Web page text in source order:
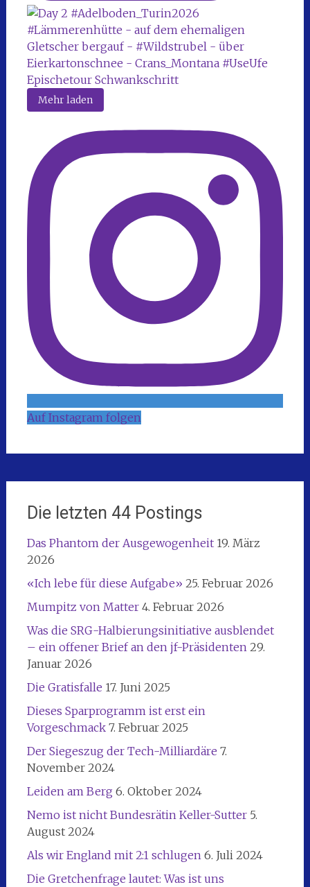
Mehr laden
Auf Instagram folgen
Die letzten 44 Postings
Das Phantom der Ausgewogenheit 19. März
2026
«Ich lebe für diese Aufgabe» 25. Februar 2026
Mumpitz von Matter 4. Februar 2026
Was die SRG-Halbierungsinitiative ausblendet
– ein offener Brief an den jf-Präsidenten 29.
Januar 2026
Die Gratisfalle 17. Juni 2025
Dieses Sparprogramm ist erst ein
Vorgeschmack 7. Februar 2025
Der Siegeszug der Tech-Milliardäre 7.
November 2024
Leiden am Berg 6. Oktober 2024
Nemo ist nicht Bundesrätin Keller-Sutter 5.
August 2024
Als wir England mit 2:1 schlugen 6. Juli 2024
Die Gretchenfrage lautet: Was ist uns